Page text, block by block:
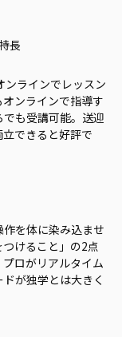
長
ンラインでレッスン
ンラインで指導す
も受講可能。送迎
できると好評で
を体に染み込ませ
けること」の2点
ロがリアルタイム
が独学とは大きく